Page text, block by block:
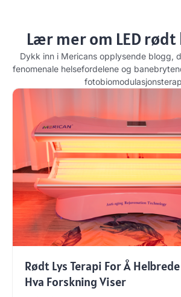
Lær mer om LED
Dykk inn i Mericans opplysende blogg,
fenomenale helsefordelene og
Rødt Lys Terapi For Å
Hva Forskning Viser